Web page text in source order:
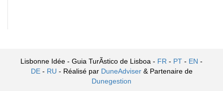
Lisbonne Idée - Guia TurÃ­stico de Lisboa - FR - PT - EN -
DE- RU - Réalisé par DuneAdviser & Partenaire de
Dunegestion